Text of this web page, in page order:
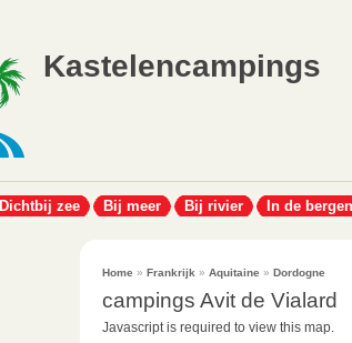
Kastelencampings
Dichtbij zee Bij meer Bij rivier In de bergen
Home » Frankrijk » Aquitaine » Dordogne
campings Avit de Vialard
Javascript is required to view this map.